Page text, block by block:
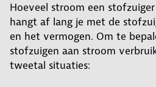
Hoeveel stroom een
hangt af lang je met de
en het vermogen. Om te
stofzuigen aan stroom
tweetal situaties: